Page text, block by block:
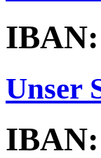
IBAN:
Unser
IBAN: